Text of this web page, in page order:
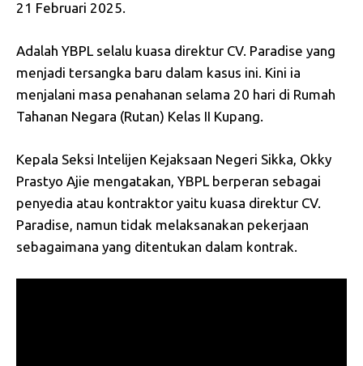
21 Februari 2025.
Adalah YBPL selalu kuasa direktur CV. Paradise yang
menjadi tersangka baru dalam kasus ini. Kini ia
menjalani masa penahanan selama 20 hari di Rumah
Tahanan Negara (Rutan) Kelas II Kupang.
Kepala Seksi Intelijen Kejaksaan Negeri Sikka, Okky
Prastyo Ajie mengatakan, YBPL berperan sebagai
penyedia atau kontraktor yaitu kuasa direktur CV.
Paradise, namun tidak melaksanakan pekerjaan
sebagaimana yang ditentukan dalam kontrak.